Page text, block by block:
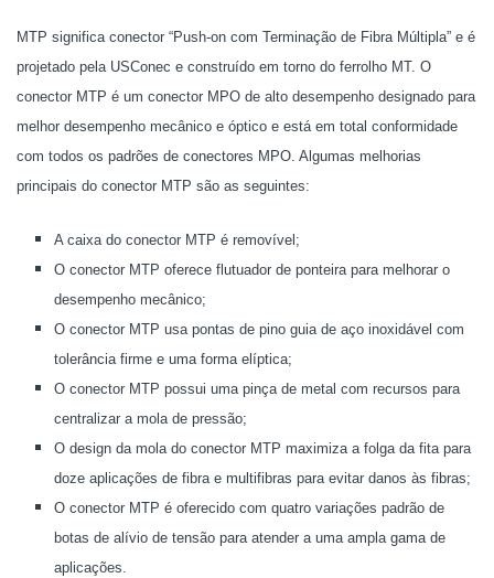
MTP significa conector “Push-on com Terminação de Fibra Múltipla” e é
projetado pela USConec e construído em torno do ferrolho MT. O
conector MTP é um conector MPO de alto desempenho designado para
melhor desempenho mecânico e óptico e está em total conformidade
com todos os padrões de conectores MPO. Algumas melhorias
principais do conector MTP são as seguintes:
A caixa do conector MTP é removível;
O conector MTP oferece flutuador de ponteira para melhorar o
desempenho mecânico;
O conector MTP usa pontas de pino guia de aço inoxidável com
tolerância firme e uma forma elíptica;
O conector MTP possui uma pinça de metal com recursos para
centralizar a mola de pressão;
O design da mola do conector MTP maximiza a folga da fita para
doze aplicações de fibra e multifibras para evitar danos às fibras;
O conector MTP é oferecido com quatro variações padrão de
botas de alívio de tensão para atender a uma ampla gama de
aplicações.